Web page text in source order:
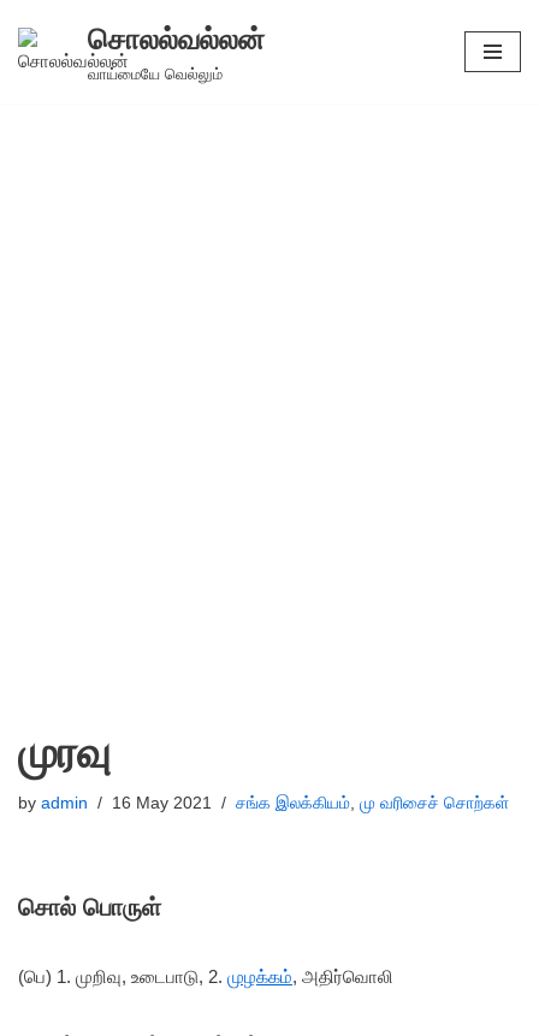
Skip
சொலல்வல்லன்
வாய்மையே வெல்லும்
முரவு
by admin 16 May 2021 சங்க இலக்கியம், மு வரிசைச் சொற்கள்
சொல் பொருள்
(பெ) 1. முறிவு, உடைபாடு, 2. முழக்கம், அதிர்வொலி